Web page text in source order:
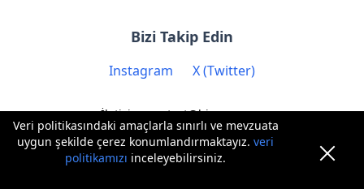
Veri politikasındaki amaçlarla sınırlı ve mevzuata
uygun şekilde çerez konumlandırmaktayız.veri
politikamızı inceleyebilirsiniz.
Bizi Takip Edin
Instagram X (Twitter)
İletişim: contact@biryere.com